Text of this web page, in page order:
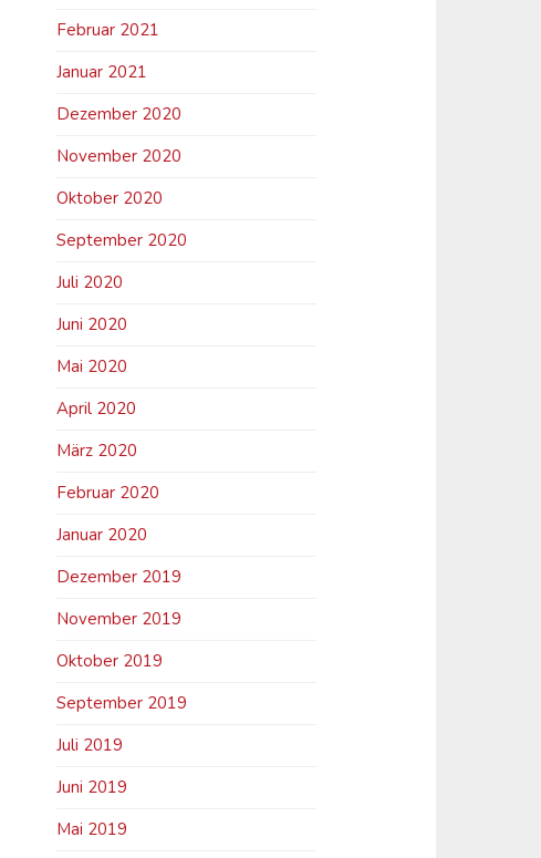
Februar 2021
Januar 2021
Dezember 2020
November 2020
Oktober 2020
September 2020
Juli 2020
Juni 2020
Mai 2020
April 2020
März 2020
Februar 2020
Januar 2020
Dezember 2019
November 2019
Oktober 2019
September 2019
Juli 2019
Juni 2019
Mai 2019